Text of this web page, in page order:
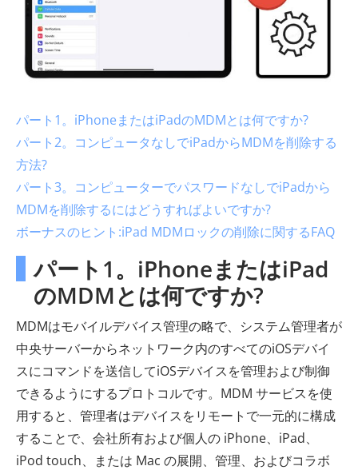
パート1。iPhoneまたはiPadのMDMとは何ですか?
パート2。コンピュータなしでiPadからMDMを削除する
方法?
パート3。コンピューターでパスワードなしでiPadから
MDMを削除するにはどうすればよいですか?
ボーナスのヒント:iPad MDMロックの削除に関するFAQ
パート1。iPhoneまたはiPad
のMDMとは何ですか?
MDMはモバイルデバイス管理の略で、システム管理者が
中央サーバーからネットワーク内のすべてのiOSデバイ
スにコマンドを送信してiOSデバイスを管理および制御
できるようにするプロトコルです。MDM サービスを使
用すると、管理者はデバイスをリモートで一元的に構成
することで、会社所有および個人の iPhone、iPad、
iPod touch、または Mac の展開、管理、およびコラボ